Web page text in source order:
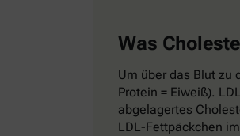
Was
Um über das Blut zu
Protein = Eiweiß).
abgelagertes
LDL-Fettpäckchen